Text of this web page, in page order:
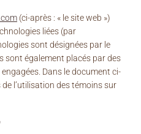
(ci-après : « le site web »)
liées (par
sont désignées par le
sont également placés par des
Dans le document ci-
l’utilisation des témoins sur